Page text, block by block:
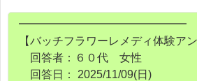
━━━━━━━━━━━━━━━
【バッチフラワーレメディ体験アン
回答者：６０代 女性
回答日： 2025/11/09(日)